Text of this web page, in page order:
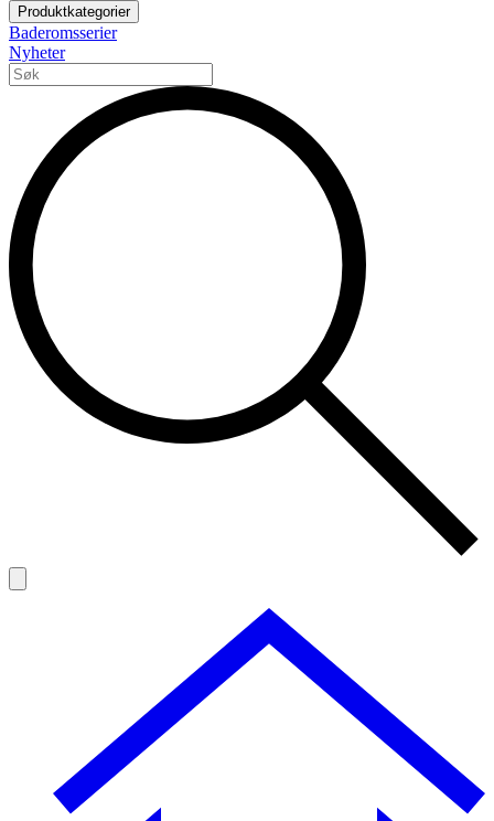
Produktkategorier
Baderomsserier
Nyheter